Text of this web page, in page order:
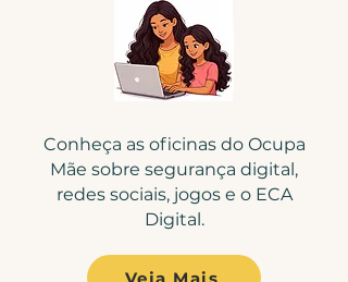
Conheça as oficinas do Ocupa
Mãe sobre segurança digital,
redes sociais, jogos e o ECA
Digital.
Veja Mais